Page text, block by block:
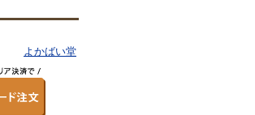
よかばい堂